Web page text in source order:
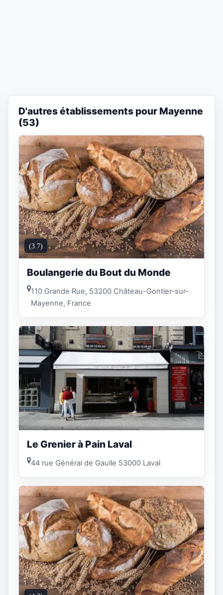
D'autres établissements pour Mayenne
(53)
(3.7)
Boulangerie du Bout du Monde
110 Grande Rue, 53200 Château-Gontier-sur-
Mayenne, France
Le Grenier à Pain Laval
44 rue Général de Gaulle 53000 Laval